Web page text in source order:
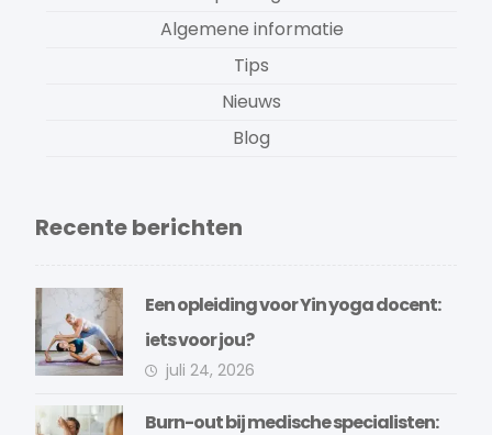
Algemene informatie
Tips
Nieuws
Blog
Recente berichten
Een opleiding voor Yin yoga docent:
iets voor jou?
juli 24, 2026
Burn-out bij medische specialisten: